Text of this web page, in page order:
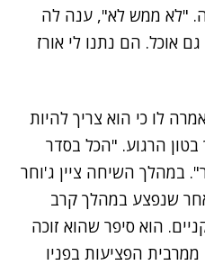
"לא ממש לא", ענה לה
גם אוכל. הם נתנו לי אורז
לו כי הוא צריך להיות
הרגוע. "הכל בסדר
במהלך השיחה ציין ג'וחר
שנפצע במהלך קרב
הוא סיפר שהוא זוכה
ממרבית הפציעות בפניו